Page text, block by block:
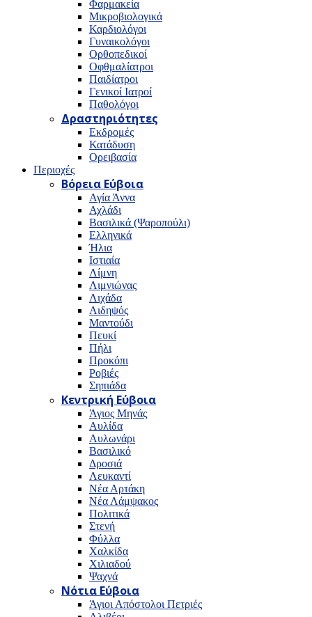
Φαρμακεία
Μικροβιολογικά
Καρδιολόγοι
Γυναικολόγοι
Ορθοπεδικοί
Οφθμαλίατροι
Παιδίατροι
Γενικοί Ιατροί
Παθολόγοι
Δραστηριότητες
Εκδρομές
Κατάδυση
Ορειβασία
Περιοχές
Βόρεια Εύβοια
Αγία Άννα
Αχλάδι
Βασιλικά (Ψαροπούλι)
Ελληνικά
Ήλια
Ιστιαία
Λίμνη
Λιμνιώνας
Λιχάδα
Αιδηψός
Μαντούδι
Πευκί
Πήλι
Προκόπι
Ροβιές
Σηπιάδα
Κεντρική Εύβοια
Άγιος Μηνάς
Αυλίδα
Αυλωνάρι
Βασιλικό
Δροσιά
Λευκαντί
Νέα Αρτάκη
Νέα Λάμψακος
Πολιτικά
Στενή
Φύλλα
Χαλκίδα
Χιλιαδού
Ψαχνά
Νότια Εύβοια
Άγιοι Απόστολοι Πετριές